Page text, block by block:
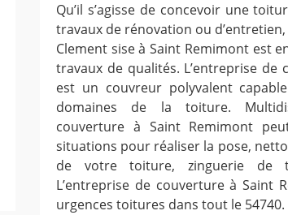
Qu’il s’agisse de concevoir une
travaux de rénovation ou
Clement sise à Saint Remimont est
travaux de qualités. L’entreprise de
est un couvreur polyvalent
domaines de la toiture.
couverture à Saint Remimont
situations pour réaliser la pose,
de votre toiture, zinguerie de
L’entreprise de couverture à Saint
urgences toitures dans tout le 54740.